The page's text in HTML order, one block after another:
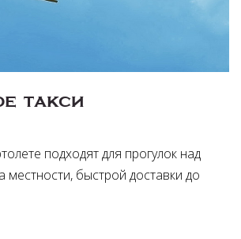
такси
подходят для прогулок над
местности, быстрой доставки до